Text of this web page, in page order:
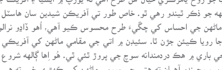
جو ذڪر ٿيندو رهي ٿو. خاص طور تي آفريڪن شيدين سان
جي احساس کي چڱيءَ طرح محسوس ڪيو آهي، اُهو ڏاڍو
جا رويا ڪيئن جڙن ٿا. سئيڊن ۾ اتي جي مقامي ماڻهن کي
باري ۾ هڪ دردمندانه سوچ جي پروڙ ٿئي ٿي. هُو اِها ڳالهه
۾ سوچيندو آهيان ته هتي جي يورپي ماڻهن کي ڪهڙ ي خبر ته هي